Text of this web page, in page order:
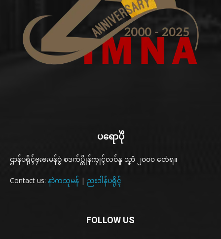
ပရောပိုဲ
ဌာန်ပရိုၚ်ဗၠးၜးမန်ဝွံ စဒက်ပ္တိုန်ကၠုၚ်လဝ်နူ သၞာံ ၂၀၀၀ တေံရ။
Contact us: နာဲကသုမန် | ညးဒါန်ပရိုၚ်
FOLLOW US